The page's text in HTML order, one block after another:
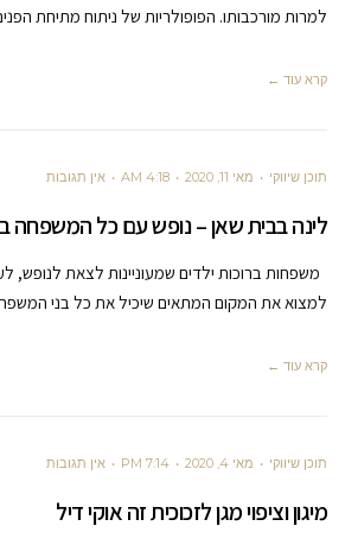
למרות מורכבותו. הפופולריות של ניתוח מתיחת
קרא עוד ←
תוכן שיווקי מאי 11, 2020 4:18 AM אין תגובות
לינה בבית שאן – נופש עם כל המשפחה
משפחות ברוכות ילדים שמעוניינות לצאת לנופש,
למצוא את המקום המתאים שיכיל את כל בני
קרא עוד ←
תוכן שיווקי מאי 4, 2020 7:14 PM אין תגובות
מיגון וציפוי מגן לזכוכית זה אוקי דיל